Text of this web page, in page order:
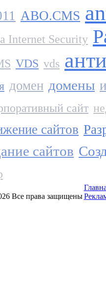
ABO.CMS
Internet Security
VDS vds
домен домены
сайт
сайтов
сайтов
Все права защищены